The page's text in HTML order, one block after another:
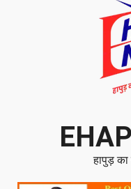
हापुड़